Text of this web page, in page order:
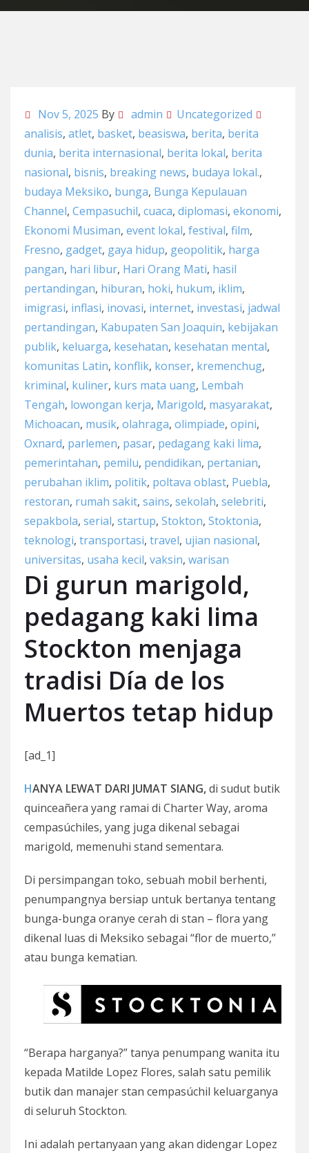
Nov 5, 2025 By admin
Uncategorized
analisis, atlet, basket, beasiswa, berita, berita
dunia, berita internasional, berita lokal, berita
nasional, bisnis, breaking news, budaya lokal.,
budaya Meksiko, bunga, Bunga Kepulauan
Channel, Cempasuchil, cuaca, diplomasi, ekonomi,
Ekonomi Musiman, event lokal, festival, film,
Fresno, gadget, gaya hidup, geopolitik, harga
pangan, hari libur, Hari Orang Mati, hasil
pertandingan, hiburan, hoki, hukum, iklim,
imigrasi, inflasi, inovasi, internet, investasi, jadwal
pertandingan, Kabupaten San Joaquin, kebijakan
publik, keluarga, kesehatan, kesehatan mental,
komunitas Latin, konflik, konser, kremenchug,
kriminal, kuliner, kurs mata uang, Lembah
Tengah, lowongan kerja, Marigold, masyarakat,
Michoacan, musik, olahraga, olimpiade, opini,
Oxnard, parlemen, pasar, pedagang kaki lima,
pemerintahan, pemilu, pendidikan, pertanian,
perubahan iklim, politik, poltava oblast, Puebla,
restoran, rumah sakit, sains, sekolah, selebriti,
sepakbola, serial, startup, Stokton, Stoktonia,
teknologi, transportasi, travel, ujian nasional,
universitas, usaha kecil, vaksin, warisan
Di gurun marigold,
pedagang kaki lima
Stockton menjaga
tradisi Día de los
Muertos tetap hidup
[ad_1]
HANYA LEWAT DARI JUMAT SIANG,di sudut butik
quinceañera yang ramai di Charter Way, aroma
cempasúchiles, yang juga dikenal sebagai
marigold, memenuhi stand sementara.
Di persimpangan toko, sebuah mobil berhenti,
penumpangnya bersiap untuk bertanya tentang
bunga-bunga oranye cerah di stan – flora yang
dikenal luas di Meksiko sebagai “flor de muerto,”
atau bunga kematian.
“Berapa harganya?” tanya penumpang wanita itu
kepada Matilde Lopez Flores, salah satu pemilik
butik dan manajer stan cempasúchil keluarganya
di seluruh Stockton.
Ini adalah pertanyaan yang akan didengar Lopez